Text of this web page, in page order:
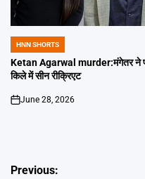
POSTED
IN
HNN SHORTS
Ketan Agarwal murder:मंगेतर ने
किले में सीन रीक्रिएट
on
June 28, 2026
Post
Previous: